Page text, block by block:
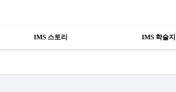
IMS 스토리 IMS 학술지